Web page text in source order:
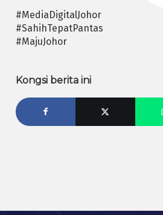
#MediaDigitalJohor
#SahihTepatPantas
#MajuJohor
Kongsi berita ini